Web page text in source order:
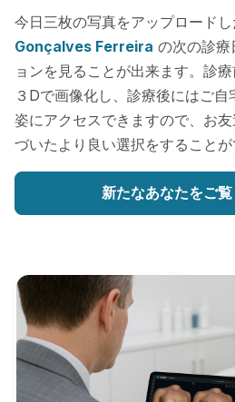
今日三枚の写真をアップロードし
Gonçalves Ferreira の次の診療
ョンを見ることが出来ます。診
３Dで画像化し、診療後にはご
姿にアクセスできますので、お
づいたより良い選択をすることが
新たなあなたをご覧